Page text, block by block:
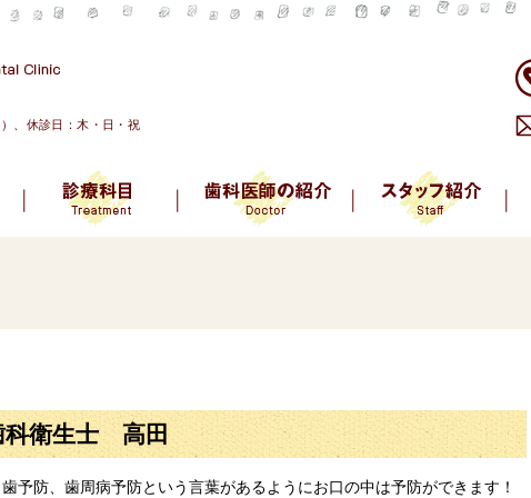
、休診日：木・日・祝
科衛生士 高田
予防、歯周病予防という言葉があるようにお口の中は予防ができます！